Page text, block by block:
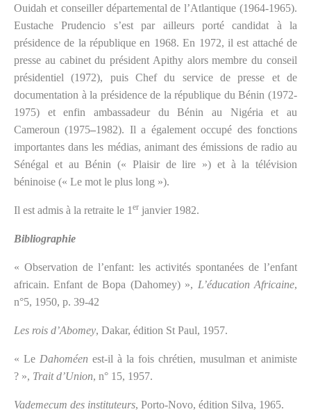
Ouidah et conseiller départemental de l’Atlantique (1964-1965).
Eustache Prudencio s’est par ailleurs porté candidat à la
présidence de la république en 1968. En 1972, il est attaché de
presse au cabinet du président Apithy alors membre du conseil
présidentiel (1972), puis Chef du service de presse et de
documentation à la présidence de la république du Bénin (1972-
1975) et enfin ambassadeur du Bénin au Nigéria et au
Cameroun (1975–1982). Il a également occupé des fonctions
importantes dans les médias, animant des émissions de radio au
Sénégal et au Bénin (« Plaisir de lire ») et à la télévision
béninoise (« Le mot le plus long »).
Il est admis à la retraite le 1 er janvier 1982.
Bibliographie
« Observation de l’enfant: les activités spontanées de l’enfant
africain. Enfant de Bopa (Dahomey) », L’éducation Africaine,
n°5, 1950, p. 39-42
Les rois d’Abomey, Dakar, édition St Paul, 1957.
« Le Dahoméen est-il à la fois chrétien, musulman et animiste
? », Trait d’Union, n° 15, 1957.
Vademecum des instituteurs, Porto-Novo, édition Silva, 1965.